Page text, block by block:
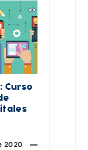
Curso
2020